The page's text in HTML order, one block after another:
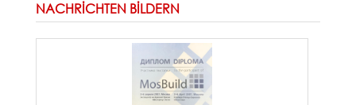
NACHRICHTEN BILDERN